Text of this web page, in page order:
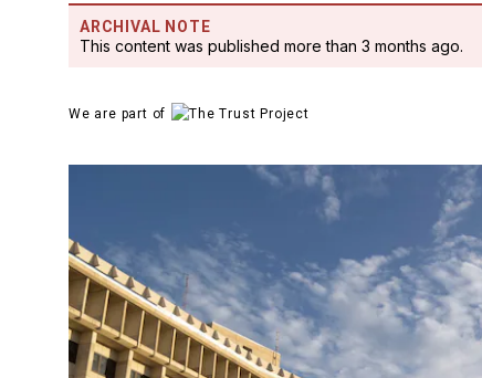
ARCHIVAL NOTE
This content was published more than 3 months ago.
We are part of